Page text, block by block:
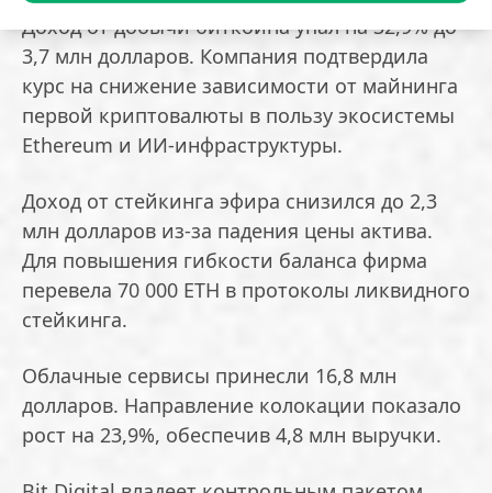
Доход от добычи биткоина упал на 32,9% до
3,7 млн долларов. Компания подтвердила
курс на снижение зависимости от майнинга
первой криптовалюты в пользу экосистемы
Ethereum и ИИ-инфраструктуры.
Доход от стейкинга эфира снизился до 2,3
млн долларов из-за падения цены актива.
Для повышения гибкости баланса фирма
перевела 70 000 ETH в протоколы ликвидного
стейкинга.
Облачные сервисы принесли 16,8 млн
долларов. Направление колокации показало
рост на 23,9%, обеспечив 4,8 млн выручки.